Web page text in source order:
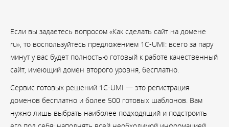
Если вы задаетесь вопросом «Как сделать сайт на домене
ru», то воспользуйтесь предложением 1C-UMI: всего за пару
минут у вас будет полностью готовый к работе качественный
сайт, имеющий домен второго уровня, бесплатно.
Сервис готовых решений 1C-UMI — это регистрация
доменов бесплатно и более 500 готовых шаблонов. Вам
нужно лишь выбрать наиболее подходящий и подстроить